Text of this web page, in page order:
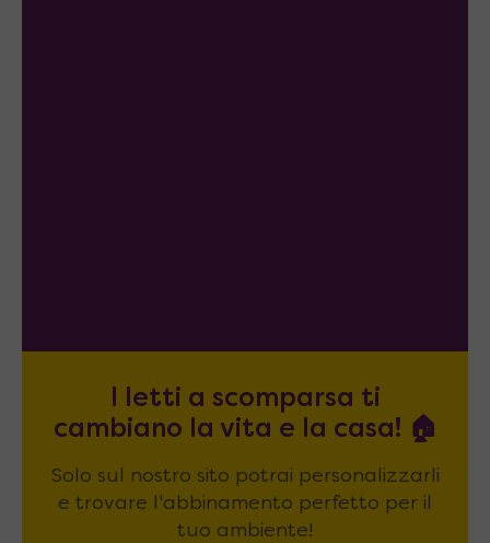
I letti a scomparsa ti
cambiano la vita e la casa! 🏠
Solo sul nostro sito potrai personalizzarli
e trovare l'abbinamento perfetto per il
tuo ambiente!